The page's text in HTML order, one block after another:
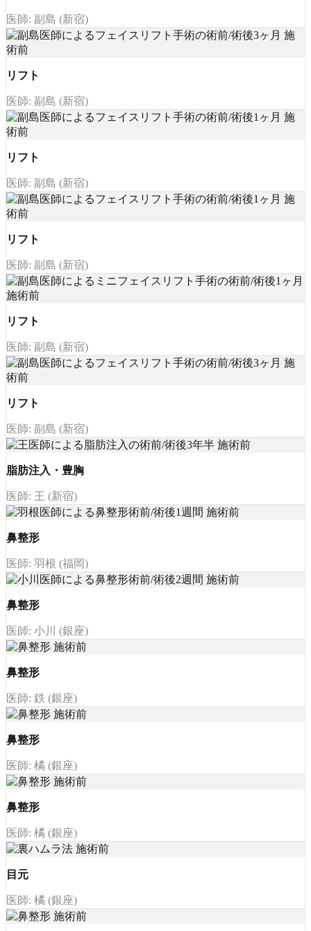
医師: 副島 (新宿)
リフト
医師: 副島 (新宿)
リフト
医師: 副島 (新宿)
リフト
医師: 副島 (新宿)
リフト
医師: 副島 (新宿)
リフト
医師: 副島 (新宿)
脂肪注入・豊胸
医師: 王 (新宿)
鼻整形
医師: 羽根 (福岡)
鼻整形
医師: 小川 (銀座)
鼻整形
医師: 鉄 (銀座)
鼻整形
医師: 橘 (銀座)
鼻整形
医師: 橘 (銀座)
目元
医師: 橘 (銀座)